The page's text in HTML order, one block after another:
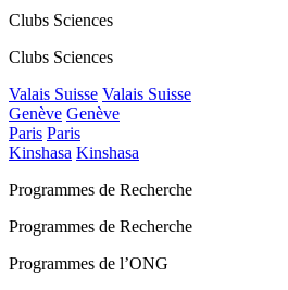
Clubs Sciences
Clubs Sciences
Valais Suisse Valais Suisse
Genève Genève
Paris Paris
Kinshasa Kinshasa
Programmes de Recherche
Programmes de Recherche
Programmes de l’ONG